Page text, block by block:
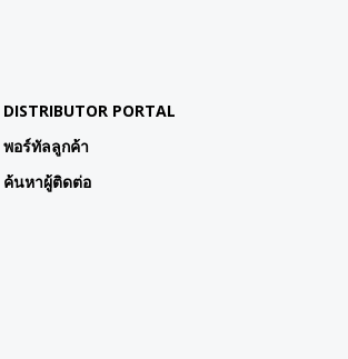
DISTRIBUTOR PORTAL
พอร์ทัลลูกค้า
ค้นหาผู้ติดต่อ